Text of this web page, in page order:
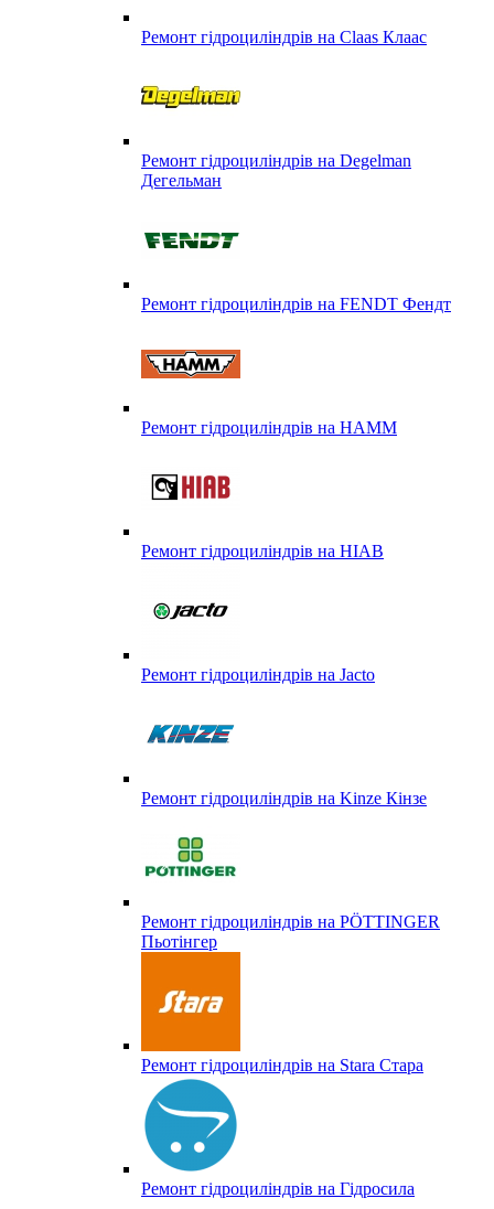
Ремонт гідроциліндрів на Claas Клаас
Ремонт гідроциліндрів на Degelman
Дегельман
Ремонт гідроциліндрів на FENDT Фендт
Ремонт гідроциліндрів на HAMM
Ремонт гідроциліндрів на HIAB
Ремонт гідроциліндрів на Jacto
Ремонт гідроциліндрів на Kinze Кінзе
Ремонт гідроциліндрів на PÖTTINGER
Пьотінгер
Ремонт гідроциліндрів на Stara Стара
Ремонт гідроциліндрів на Гідросила